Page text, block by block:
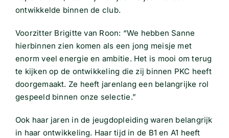
ontwikkelde binnen de club.
Voorzitter Brigitte van Roon: “We hebben Sanne
hierbinnen zien komen als een jong meisje met
enorm veel energie en ambitie. Het is mooi om terug
te kijken op de ontwikkeling die zij binnen PKC heeft
doorgemaakt. Ze heeft jarenlang een belangrijke rol
gespeeld binnen onze selectie.”
Ook haar jaren in de jeugdopleiding waren belangrijk
in haar ontwikkeling. Haar tijd in de B1 en A1 heeft